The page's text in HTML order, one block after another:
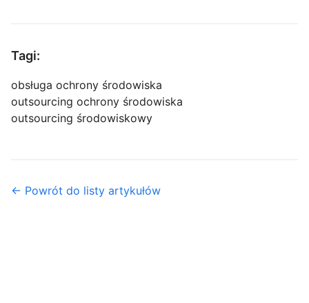
Tagi:
obsługa ochrony środowiska
outsourcing ochrony środowiska
outsourcing środowiskowy
← Powrót do listy artykułów